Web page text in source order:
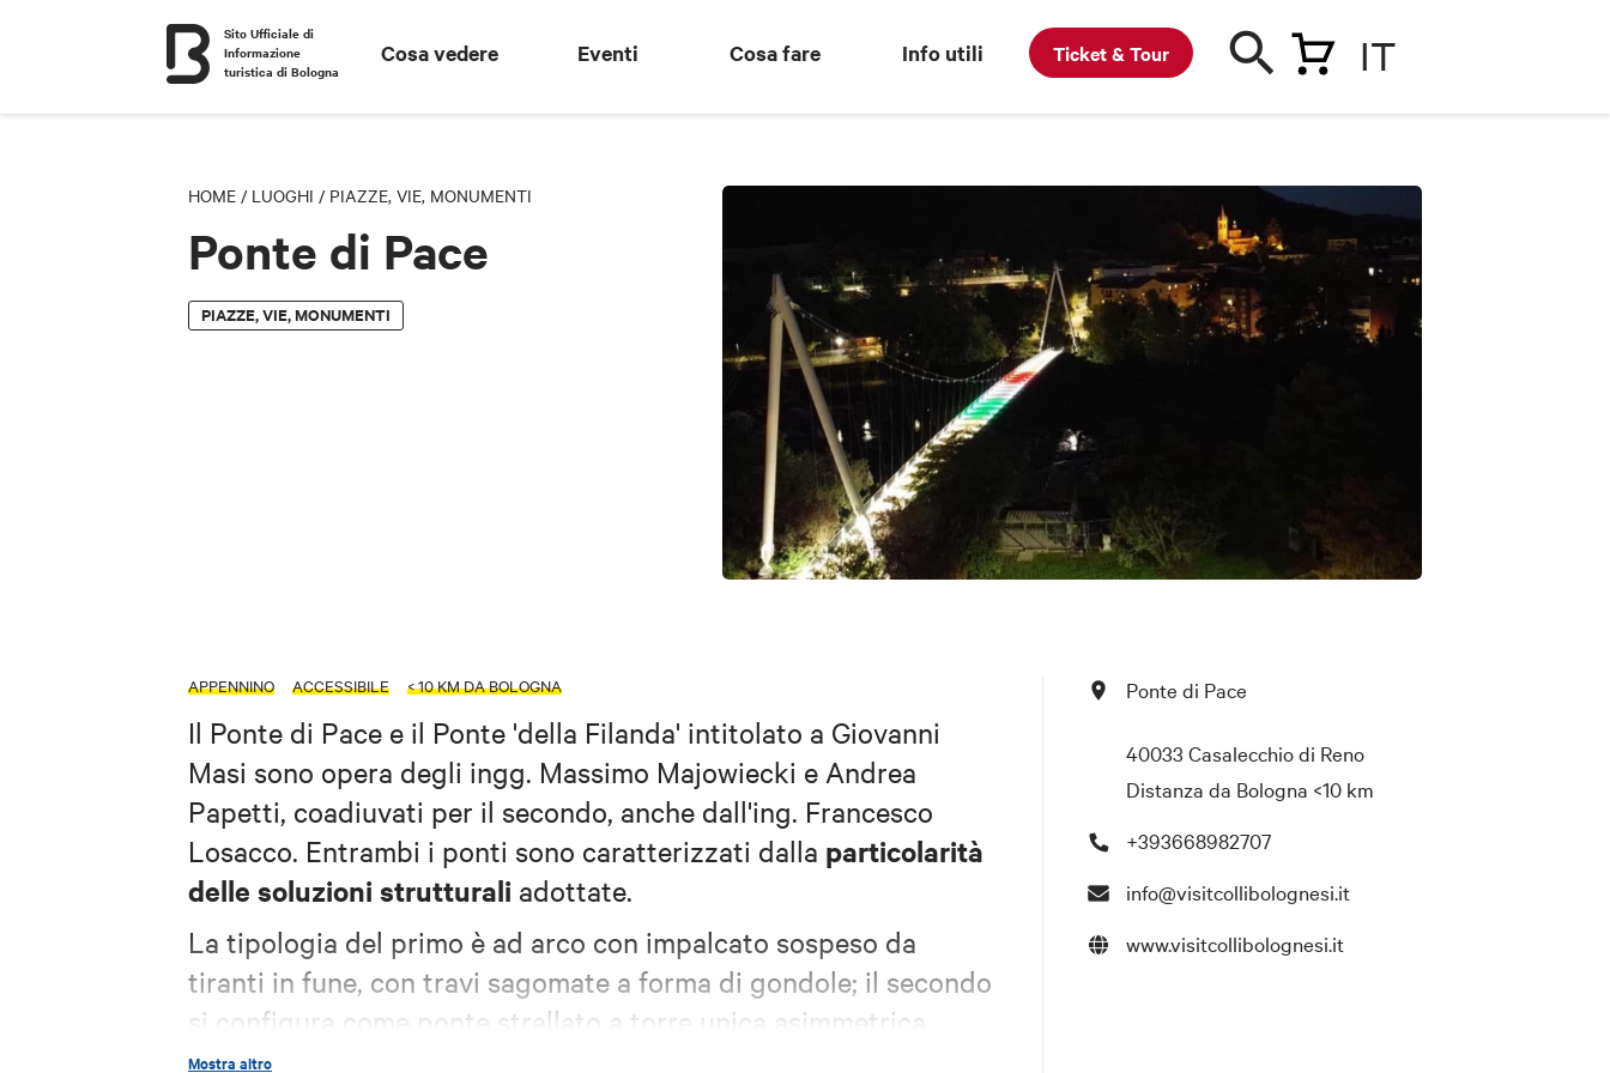
Sito Ufficiale di
Informazione
turistica di Bologna
Cosa vedere Eventi Cosa fare Info utili Ticket & Tour IT
HOME / LUOGHI / PIAZZE, VIE, MONUMENTI
Ponte di Pace
PIAZZE, VIE, MONUMENTI
APPENNINO ACCESSIBILE < 10 KM DA BOLOGNA
Il Ponte di Pace e il Ponte 'della Filanda' intitolato a Giovanni
Masi sono opera degli ingg. Massimo Majowiecki e Andrea
Papetti, coadiuvati per il secondo, anche dall'ing. Francesco
Losacco. Entrambi i ponti sono caratterizzati dalla particolarità
delle soluzioni strutturali adottate.
La tipologia del primo è ad arco con impalcato sospeso da
tiranti in fune, con travi sagomate a forma di gondole; il secondo
si configura come ponte strallato a torre unica asimmetrica,
ispirato alla figura leggera ed elegante di un cigno. Le opere,
Mostra altro
Ponte di Pace
40033 Casalecchio di Reno
Distanza da Bologna <10 km
+393668982707
info@visitcollibolognesi.it
www.visitcollibolognesi.it